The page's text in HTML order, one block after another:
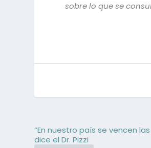
sobre lo que se
“En nuestro país se vencen
dice el Dr. Pizzi